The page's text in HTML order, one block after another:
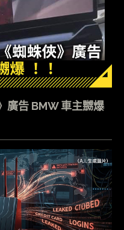
廣告 BMW 車主嬲爆